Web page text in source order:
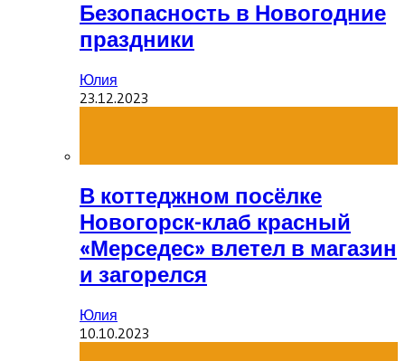
Безопасность в Новогодние
праздники
Юлия
23.12.2023
В коттеджном посёлке
Новогорск-клаб красный
«Мерседес» влетел в магазин
и загорелся
Юлия
10.10.2023